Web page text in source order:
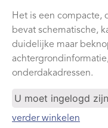
Het is een compacte,
bevat schematische,
duidelijke maar
onderdakadressen.
U moet ingelogd
verder winkelen